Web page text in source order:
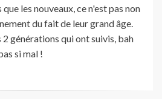
les nouveaux, ce n'est pas non
du fait de leur grand âge.
générations qui ont suivis, bah
si mal !